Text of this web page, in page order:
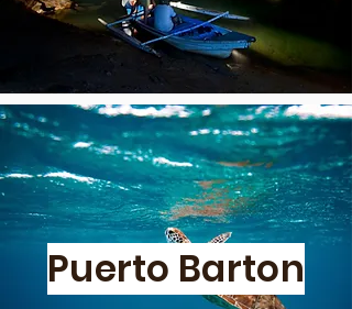
Puerto Barton